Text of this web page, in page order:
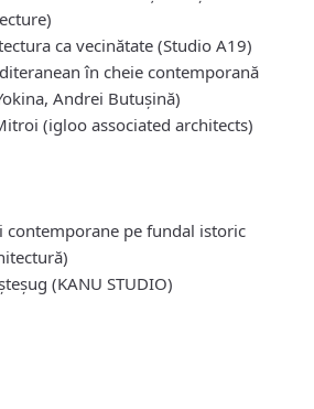
ca vecinătate (Studio A19)
în cheie contemporană
Andrei Butușină)
(igloo associated architects)
pe fundal istoric
(KANU STUDIO)